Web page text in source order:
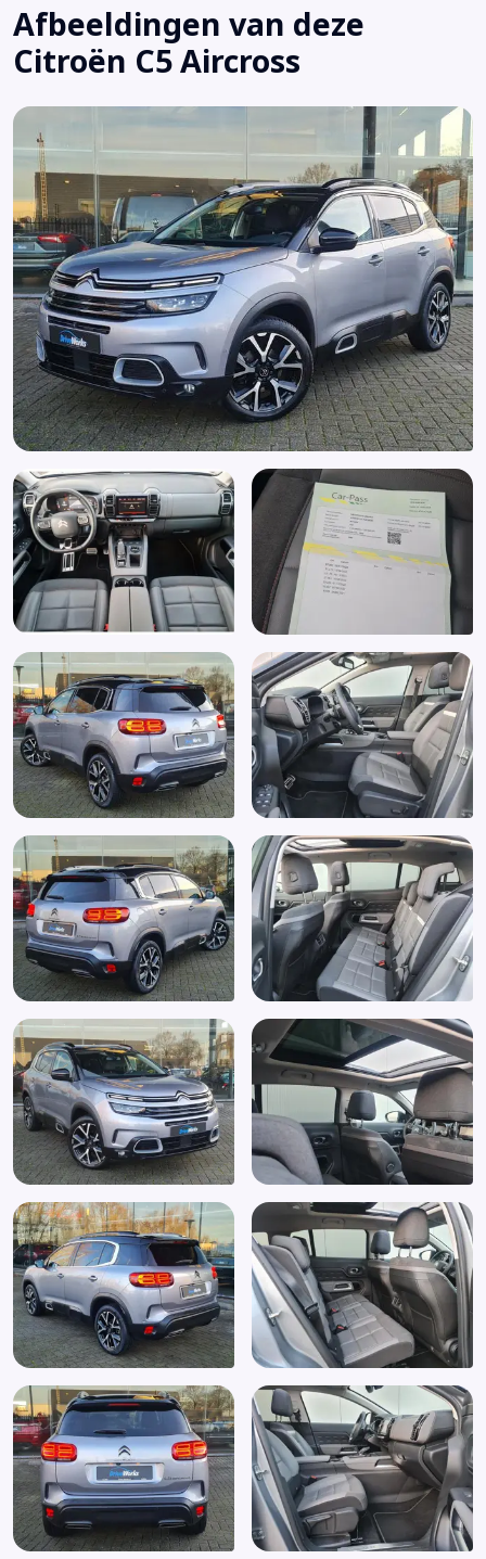
Audio installatie
Autonome parkeerfunctie
Bagage-afdekhoes
Bandenspanningscontrolesysteem
Bestuurdersstoel in hoogte verstelbaar
Binnenspiegel automatisch dimmend
Bluetooth
Boordcomputer
Bots waarschuwing systeem
Brake Assist System
Buitenspiegels elektrisch inklapbaar
Buitenspiegels elektrisch verstelbaar
Buitenspiegels in carrosseriekleur
Buitenspiegels verwarmbaar
Bumpers in carrosseriekleur
Centrale deurvergrendeling
Centrale deurvergrendeling met afstandsbediening
Chroom delen exterieur
Connected services
Cruise control
Cruisecontrol
Cruise control adaptief
DAB
Dakdraagsysteem
Dakrailing
Dakrails
Derde remlicht
Dimlichten automatisch
Dodehoekdetectie met correctie
Dodehoek detector
Elektrische ramen achter
Elektrische ramen voor
Elektrisch glazen panorama-dak
Elektrisch verstelbare bestuurdersstoel
Elektrisch verstelbare voorstoel(en)
Elektronische remkrachtverdeling
Elektronisch Stabiliteits Programma
Extra getint glas achter
Geluidsisolerend glas
Getint glas
Grootlichtassistent
Hill hold functie
Hoofdsteunen achter
Isofix bevestiging voor kinderzitjes
Keyless entry
Keyless start
LED achterlichten
LED dagrijverlichting
Afbeeldingen van deze
Citroën C5 Aircross